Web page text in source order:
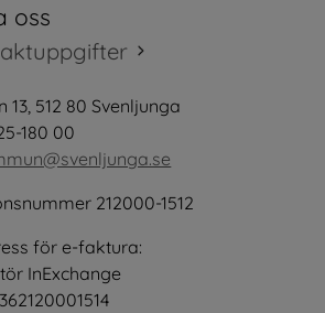
oss
13, 512 80 Svenljunga
180 00
212000-1512
för e-faktura:
InExchange